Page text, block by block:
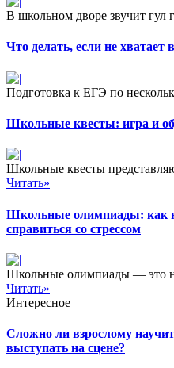
В школьном дворе звучит гул
Что делать, если не хватает
Подготовка к ЕГЭ по
Школьные квесты: игра и
Школьные квесты
Читать»
Школьные олимпиады: как
справиться со стрессом
Школьные олимпиады — это
Читать»
Интересное
Сложно ли взрослому
выступать на сцене?